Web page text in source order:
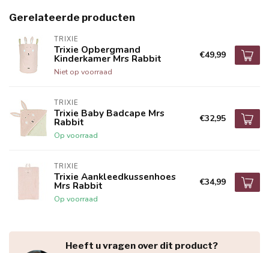
Gerelateerde producten
TRIXIE
Trixie Opbergmand
Kinderkamer Mrs Rabbit
Niet op voorraad
€49,99
TRIXIE
Trixie Baby Badcape Mrs
Rabbit
Op voorraad
€32,95
TRIXIE
Trixie Aankleedkussenhoes
Mrs Rabbit
Op voorraad
€34,99
Heeft u vragen over dit product?